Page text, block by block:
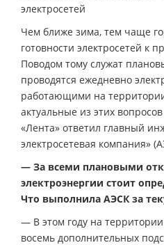
электросетей
Чем ближе зима, тем чаще
готовности электросетей к
Поводом тому служат
проводятся ежедневно
работающими на
актуальные из этих
«Лента» ответил главный
электросетевая компания»
— За всеми плановыми
электроэнергии стоит
Что выполнила АЭСК за
— В этом году на
восемь дополнительных